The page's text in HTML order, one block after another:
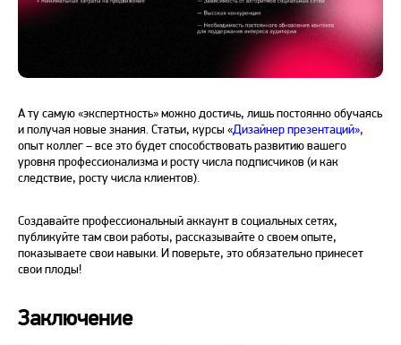
А ту самую «экспертность» можно достичь, лишь постоянно обучаясь
и получая новые знания. Статьи, курсы «Дизайнер презентаций»,
опыт коллег – все это будет способствовать развитию вашего
уровня профессионализма и росту числа подписчиков (и как
следствие, росту числа клиентов).
Создавайте профессиональный аккаунт в социальных сетях,
публикуйте там свои работы, рассказывайте о своем опыте,
показываете свои навыки. И поверьте, это обязательно принесет
свои плоды!
Заключение